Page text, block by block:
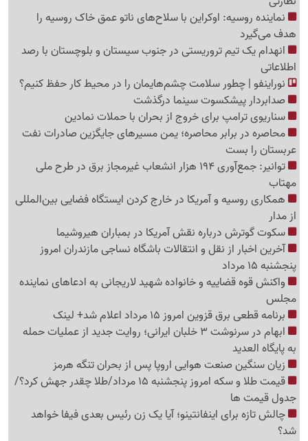
نماینده روسیه: اوکراین با سلاح‌های ناتو عمق خاک روسیه را
هدف می‌گیرد
انهدام یک تیم تروریستی در جنوب سیستان و بلوچستان با رصد
اطلاعاتی
نوراینفو | چطور سلامت چشم‌هایمان را در محیط کار حفظ کنیم؟
صدابردار پیشکسوت سینما درگذشت
سناریوی ترامپ برای خروج از بحران با حملات نمادین
محاصره در برابر محاصره؛ یمن مسیرهای جایگزین صادرات نفت
عربستان را بست
توانیر: جمع‌آوری 194 هزار انشعاب غیرمجاز برق در طرح ملی
مهتاب
همکاری روسیه و آمریکا در خارج کردن ایستگاه فضایی بین‌المللی
از مدار
سکوت گوترش درباره نقش آمریکا در بمباران هیروشیما
آخرین اخبار از نقل و انتقالات باشگاه نساجی مازندران امروز
پنجشنبه 15 مرداد
واکنش قوه قضاییه و خانواده شهید لاریجانی به ادعاهای نماینده
مجلس
برنامه قطعی برق قزوین امروز 15 مرداد اعلام شد+ لینک
ابهام در سرنوشت 3 خلبان ایرانی؛ روایت جدید از عملیات حمله
به پایگاه العدید
زیان سنگین صنعت هوایی اروپا پس از بحران تنگه هرمز
قیمت طلا و سکه امروز پنجشنبه 15 مرداد/طلا چقدر جهش کرد؟/
جدول قیمت ها
چالش تازه برای اینفانتینو؛ آیا یک زن رئیس بعدی فیفا خواهد
شد؟